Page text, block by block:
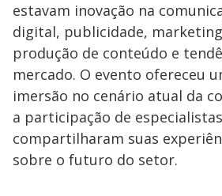
estavam inovação na
digital, publicidade,
produção de conteúdo e
mercado. O evento ofereceu
imersão no cenário atual da
a participação de
compartilharam suas
sobre o futuro do setor.